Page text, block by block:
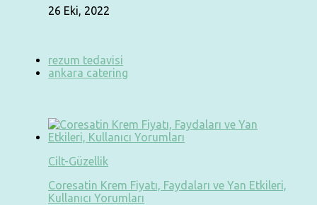
26 Eki, 2022
rezum tedavisi
ankara catering
Cilt-Güzellik
Coresatin Krem Fiyatı, Faydaları ve Yan Etkileri,
Kullanıcı Yorumları